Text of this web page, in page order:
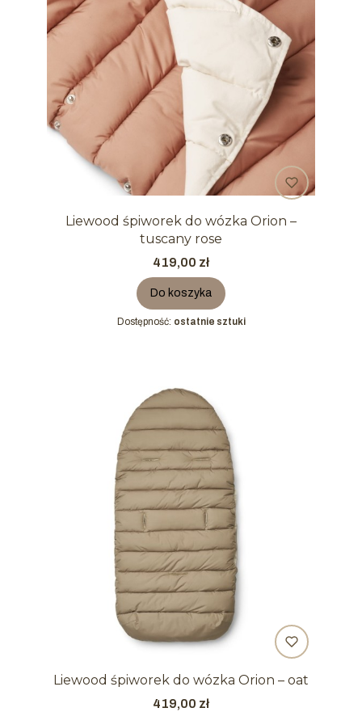
Liewood śpiworek do wózka Orion –
tuscany rose
Cena
419,00 zł
Do koszyka
Dostępność: ostatnie sztuki
Liewood śpiworek do wózka Orion – oat
Cena
419,00 zł